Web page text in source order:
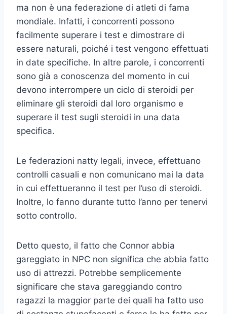
ma non è una federazione di atleti di fama
mondiale. Infatti, i concorrenti possono
facilmente superare i test e dimostrare di
essere naturali, poiché i test vengono effettuati
in date specifiche. In altre parole, i concorrenti
sono già a conoscenza del momento in cui
devono interrompere un ciclo di steroidi per
eliminare gli steroidi dal loro organismo e
superare il test sugli steroidi in una data
specifica.
Le federazioni natty legali, invece, effettuano
controlli casuali e non comunicano mai la data
in cui effettueranno il test per l’uso di steroidi.
Inoltre, lo fanno durante tutto l’anno per tenervi
sotto controllo.
Detto questo, il fatto che Connor abbia
gareggiato in NPC non significa che abbia fatto
uso di attrezzi. Potrebbe semplicemente
significare che stava gareggiando contro
ragazzi la maggior parte dei quali ha fatto uso